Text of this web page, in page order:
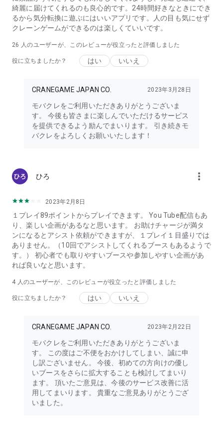
■オンラインクレーンゲーム『オシクレ』の使い方■
１．クレーンゲームの種類やアイテムから遊びたいクレーンゲ
２．欲しい商品を決めたらゲーム開始！
４．楽しみながらゲット！もし取れなくてもコンティニューで
連続プレイができるから安心！
５．獲得した後はご自宅へ配送！「無料配送キャンペーンをお
見逃しなく！」
６．ログインボーナスやイベントで無料プレイチケットやポイ
ントがトレル！
■注意事項■
インターネット環境が不安定な場合、若干の動画の乱れやクレ
ーンゲーム機の操作にタイムラグが発生する可能性がございま
す。
オンラインクレーンゲームアプリとご理解いただいた上、良好
なインターネット環境で本物のクレーンゲームをリアルにお楽
しみください。
下記リンクから利用規約に同意の上、ご利用ください。
※複数アカウントの保持は原則禁止となります。
■オンラインクレーンゲーム オシクレ公式サイト■
https://www.mobacure.com
■オンラインクレーンゲーム オシクレ公式Twitter■
https://twitter.com/mobacure
綺麗に届けてくれるのも良心的です。24時間好きなときにでき
るから気分転換に遊ぶにはいいアプリです。人の目も気にせず
クレーンゲームができるのは楽しくていいです。
26 人のユーザーが、このレビューが役立ったと評価しました
役に立ちましたか？ はい いいえ
CRANEGAME JAPAN CO. 2023年3月28日
モバクレをご利用いただきありがとうございま
す。 今後も皆さまに楽しんでいただけるサービス
を提供できるよう励んでまいります。 引き続きモ
バクレをよろしくお願いいたします！
ひろ more_vert
2023年2月8日
１プレイ89ポイントからプレイできます。 You Tube配信もあ
り、楽しい企画があるなと思います。 お助けチャージが満タ
ンになるとアシスト依頼ができますが、１プレイ１目盛りでは
ありません。（10回でアシストしてくれるブースもあるようで
す。） 初心者でも取りやすいブースや参加しやすい企画があ
れば良いなと思います。
4 人のユーザーが、このレビューが役立ったと評価しました
役に立ちましたか？ はい いいえ
CRANEGAME JAPAN CO. 2023年2月22日
モバクレをご利用いただきありがとうございま
す。 この度はご不便をおかけしてしまい、誠に申
し訳ございません。 今後、初めての方向けの優し
いブースをさらに拡大することも検討してまいり
ます。 頂いたご意見は、今後のサービス改善に活
用してまいります。 貴重なご意見ありがとうござ
いました。